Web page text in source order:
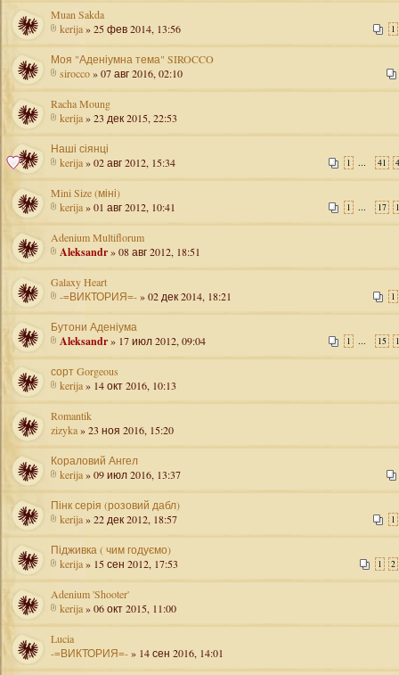
Muan Sakda
1
kerija» 25 фев 2014, 13:56
Моя "Аденіумна тема" SIROCCO
sirocco» 07 авг 2016, 02:10
Racha Moung
kerija» 23 дек 2015, 22:53
Наші сіянці
1 ... 41
kerija» 02 авг 2012, 15:34
Mini Size (міні)
1 ... 17
kerija» 01 авг 2012, 10:41
Adenium Multiflorum
Aleksandr» 08 авг 2012, 18:51
Galaxy Heart
1
-=ВИКТОРИЯ=-» 02 дек 2014, 18:21
Бутони Аденіума
1 ... 15
Aleksandr» 17 июл 2012, 09:04
сорт Gorgeous
kerija» 14 окт 2016, 10:13
Romantik
zizyka» 23 ноя 2016, 15:20
Кораловий Ангел
kerija» 09 июл 2016, 13:37
Пінк серія (розовий дабл)
1
kerija» 22 дек 2012, 18:57
Підживка ( чим годуємо)
1 2
kerija» 15 сен 2012, 17:53
Adenium 'Shooter'
kerija» 06 окт 2015, 11:00
Lucia
-=ВИКТОРИЯ=-» 14 сен 2016, 14:01